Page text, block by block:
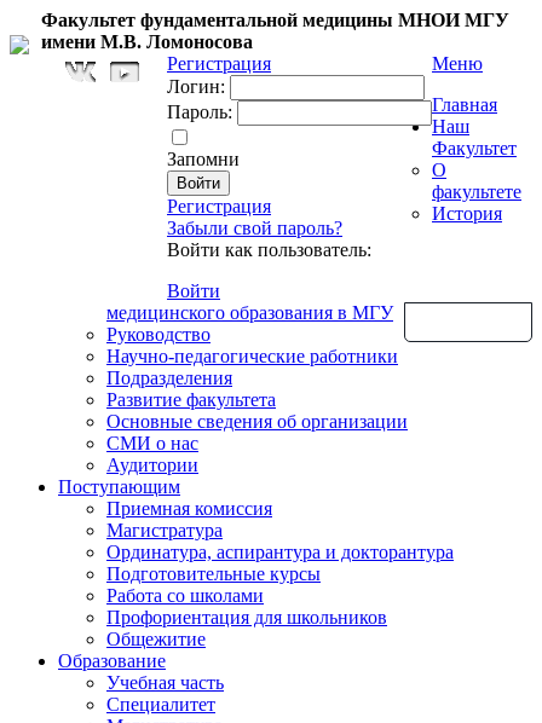
Факультет фундаментальной медицины МНОИ МГУ
имени М.В. Ломоносова
Регистрация
Логин:
Пароль:
Запомни
Регистрация
Забыли свой пароль?
Войти как пользователь:
Войти
Меню
Главная
Наш
Факультет
О
факультете
История
медицинского образования в МГУ
Руководство
Научно-педагогические работники
Подразделения
Развитие факультета
Основные сведения об организации
СМИ о нас
Аудитории
Поступающим
Приемная комиссия
Магистратура
Ординатура, аспирантура и докторантура
Подготовительные курсы
Работа со школами
Профориентация для школьников
Общежитие
Образование
Учебная часть
Специалитет